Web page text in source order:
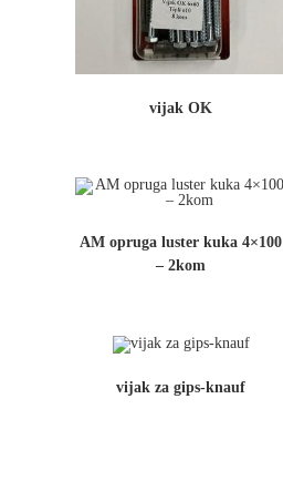
vijak OK
AM opruga luster kuka 4×100
– 2kom
vijak za gips-knauf